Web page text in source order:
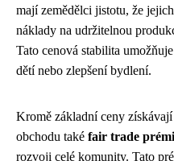
mají zemědělci jistotu, že
náklady na udržitelnou
Tato cenová stabilita
dětí nebo zlepšení bydlení.
Kromě základní ceny
obchodu také fair trade
rozvoji celé komunity. Tato